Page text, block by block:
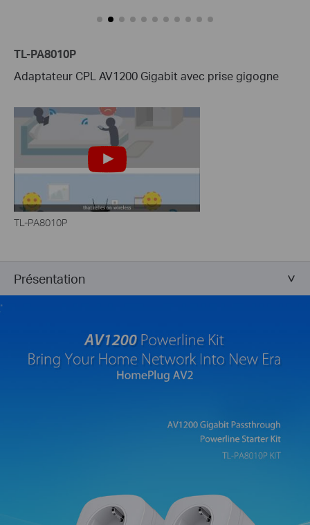
TL-PA8010P
Adaptateur CPL AV1200 Gigabit avec prise gigogne
TL-PA8010P
Présentation